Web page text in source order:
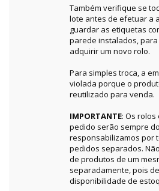
Também verifique se
lote antes de efetuar a
guardar as etiquetas
parede instalados,
adquirir um novo rolo.
Para simples troca, a
violada porque o
reutilizado para venda.
IMPORTANTE: Os
pedido serão sempre
responsabilizamos por
pedidos separados.
de produtos de um
separadamente, pois
disponibilidade de